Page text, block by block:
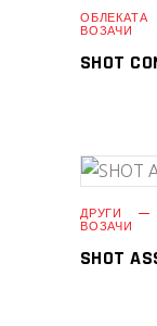
ОБЛЕКАТА
ВОЗАЧИ
SHOT
ДРУГИ
ВОЗАЧИ
SHOT